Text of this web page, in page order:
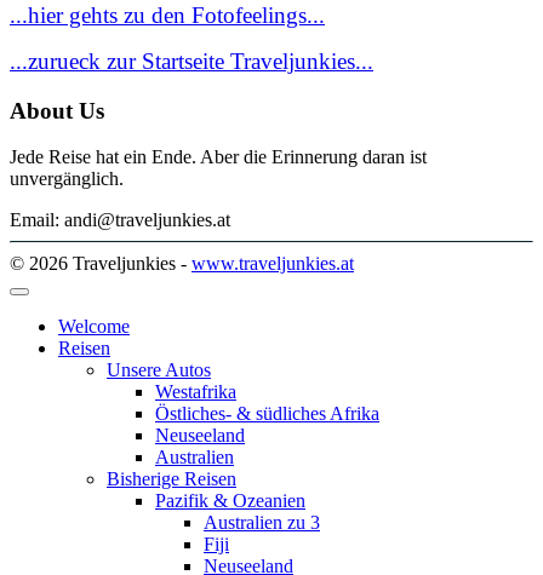
...hier gehts zu den Fotofeelings...
...zurueck zur Startseite Traveljunkies...
About Us
Jede Reise hat ein Ende. Aber die Erinnerung daran ist
unvergänglich.
Email: andi@traveljunkies.at
© 2026 Traveljunkies - www.traveljunkies.at
Welcome
Reisen
Unsere Autos
Westafrika
Östliches- & südliches Afrika
Neuseeland
Australien
Bisherige Reisen
Pazifik & Ozeanien
Australien zu 3
Fiji
Neuseeland